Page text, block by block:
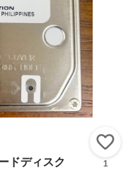
ドディスク
1